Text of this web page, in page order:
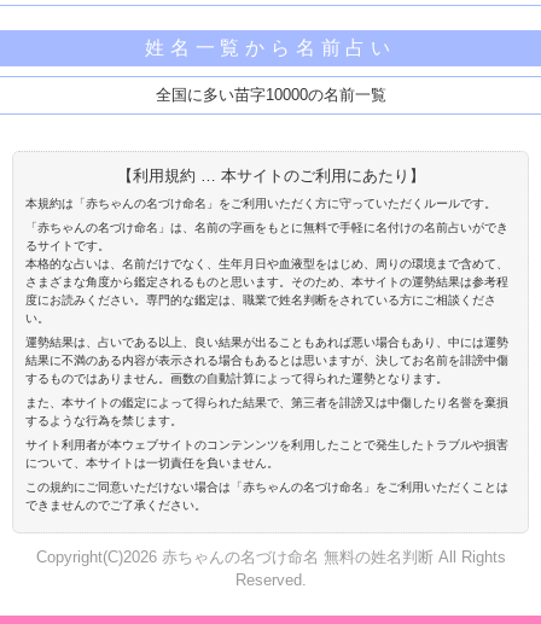
姓名一覧から名前占い
全国に多い苗字10000の名前一覧
【利用規約 … 本サイトのご利用にあたり】
本規約は「赤ちゃんの名づけ命名」をご利用いただく方に守っていただくルールです。
「赤ちゃんの名づけ命名」は、名前の字画をもとに無料で手軽に名付けの名前占いができ
るサイトです。
本格的な占いは、名前だけでなく、生年月日や血液型をはじめ、周りの環境まで含めて、
さまざまな角度から鑑定されるものと思います。そのため、本サイトの運勢結果は参考程
度にお読みください。専門的な鑑定は、職業で姓名判断をされている方にご相談くださ
い。
運勢結果は、占いである以上、良い結果が出ることもあれば悪い場合もあり、中には運勢
結果に不満のある内容が表示される場合もあるとは思いますが、決してお名前を誹謗中傷
するものではありません。画数の自動計算によって得られた運勢となります。
また、本サイトの鑑定によって得られた結果で、第三者を誹謗又は中傷したり名誉を棄損
するような行為を禁じます。
サイト利用者が本ウェブサイトのコンテンンツを利用したことで発生したトラブルや損害
について、本サイトは一切責任を負いません。
この規約にご同意いただけない場合は「赤ちゃんの名づけ命名」をご利用いただくことは
できませんのでご了承ください。
Copyright(C)2026 赤ちゃんの名づけ命名 無料の姓名判断 All Rights
Reserved.